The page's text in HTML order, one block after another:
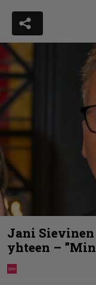
Jani
yhteen –